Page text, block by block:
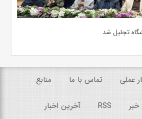
تجلیل شد
عملی تماس با ما منابع
RSS آخرین اخبار